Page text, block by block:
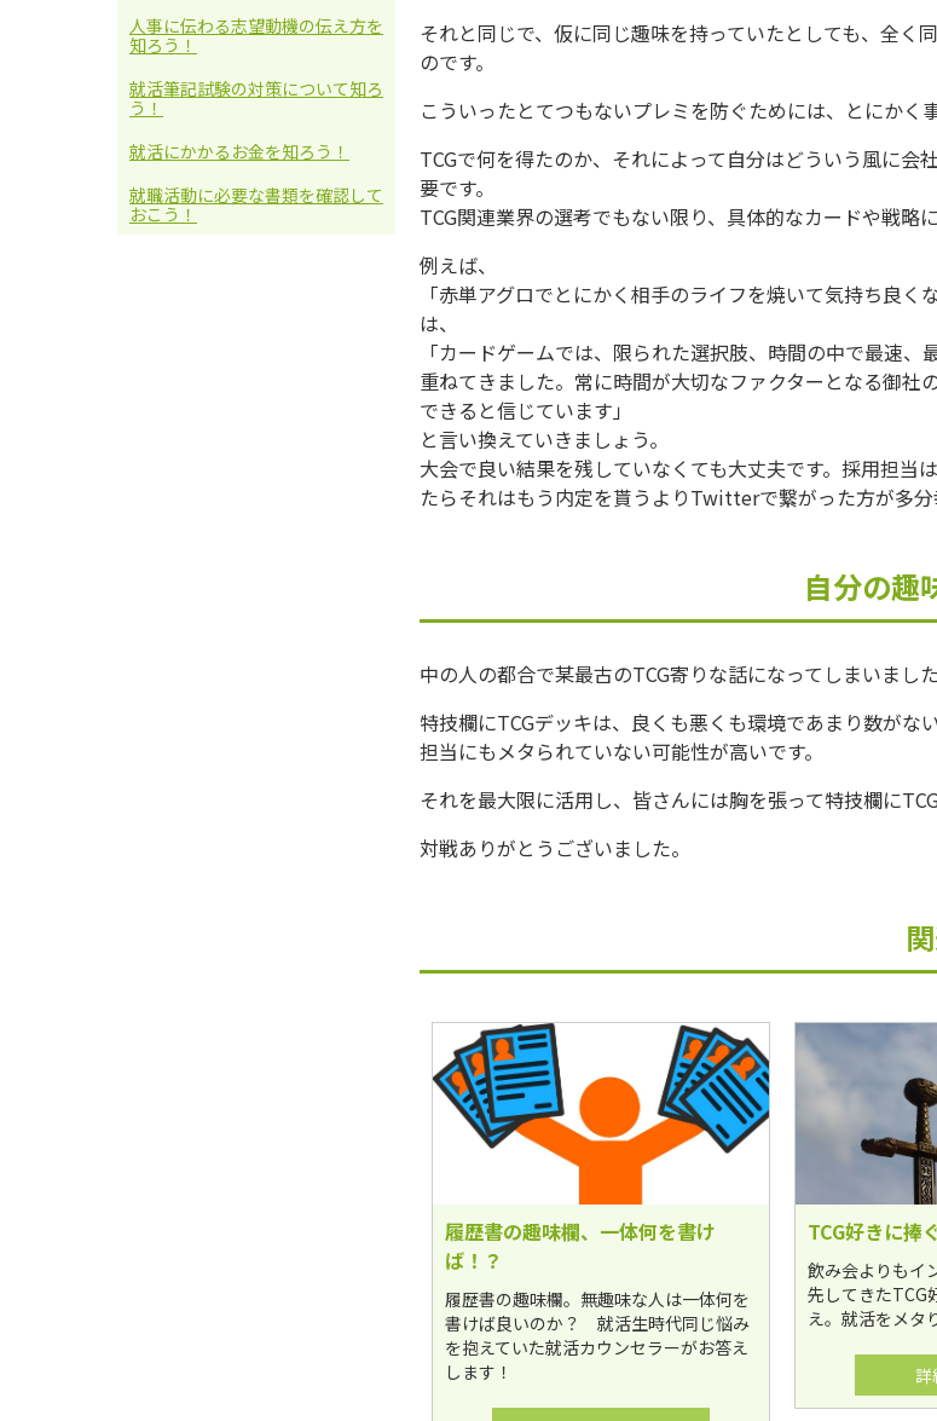
それと同じで、仮に同じ趣味を持っていたとしても、全
のです。
こういったとてつもないプレミを防ぐためには、とにかく
TCGで何を得たのか、それによって自分はどういう風に
要です。
TCG関連業界の選考でもない限り、具体的なカードや戦略
例えば、
「赤単アグロでとにかく相手のライフを焼いて気持ち良く
は、
「カードゲームでは、限られた選択肢、時間の中で最速
重ねてきました。常に時間が大切なファクターとなる御
できると信じています」
と言い換えていきましょう。
大会で良い結果を残していなくても大丈夫です。採用担当
たらそれはもう内定を貰うよりTwitterで繋がった方が多分
自分の趣
中の人の都合で某最古のTCG寄りな話になってしまいまし
特技欄にTCGデッキは、良くも悪くも環境であまり数が
担当にもメタられていない可能性が高いです。
それを最大限に活用し、皆さんには胸を張って特技欄に
対戦ありがとうございました。
履歴書の趣味欄、一体何を書け
ば！？
履歴書の趣味欄。無趣味な人は一体何を
書けば良いのか？ 就活生時代同じ悩み
を抱えていた就活カウンセラーがお答え
します！
TCG好きに捧
飲み会よりもイ
先してきたTCG
え。就活をメタ
詳
人事に伝わる志望動機の伝え方を
知ろう！
就活筆記試験の対策について知ろ
う！
就活にかかるお金を知ろう！
就職活動に必要な書類を確認して
おこう！